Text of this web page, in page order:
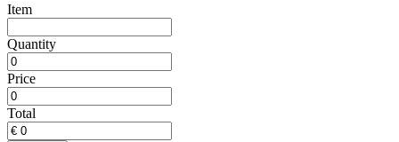
Item
Quantity
Price
Total